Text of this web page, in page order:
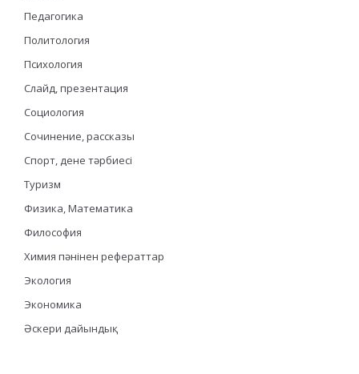
Педагогика
Политология
Психология
Слайд, презентация
Социология
Сочинение, рассказы
Спорт, дене тәрбиесі
Туризм
Физика, Математика
Философия
Химия пәнінен рефераттар
Экология
Экономика
Әскери дайындық